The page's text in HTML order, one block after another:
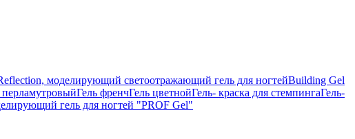
моделирующий светоотражающий гель для ногтейBuilding Gel
перламутровыйГель френчГель цветнойГель- краска для стемпингаГель-
гель для ногтей "PROF Gel"